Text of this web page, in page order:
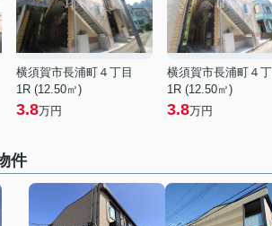
横須賀市長浦町４丁目
1R (12.50㎡)
3.8万円
横須賀市長浦町４丁
1R (12.50㎡)
3.8万円
件